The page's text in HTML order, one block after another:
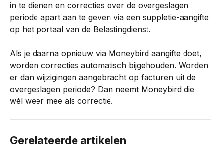
in te dienen en correcties over de overgeslagen
periode apart aan te geven via een suppletie-aangifte
op het portaal van de Belastingdienst.
Als je daarna opnieuw via Moneybird aangifte doet,
worden correcties automatisch bijgehouden. Worden
er dan wijzigingen aangebracht op facturen uit de
overgeslagen periode? Dan neemt Moneybird die
wél weer mee als correctie.
Gerelateerde artikelen